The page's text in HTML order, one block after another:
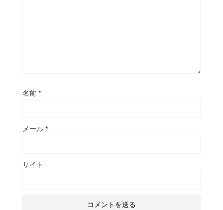
名前 *
メール *
サイト